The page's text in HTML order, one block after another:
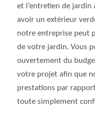
et l’entretien de jardin
avoir un extérieur
notre entreprise peut
de votre jardin. Vous
ouvertement du
votre projet afin que
prestations par
toute simplement